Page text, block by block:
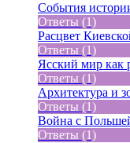
События
Ответы (1)
Расцвет
Ответы (1)
Ясский мир как
Ответы (1)
Архитектура и
Ответы (1)
Война с
Ответы (1)